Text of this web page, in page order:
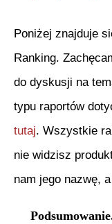
Poniżej znajduje
Ranking.
do dyskusji na
typu raportów
tutaj. Wszystkie
nie widzisz
nam jego nazwę,